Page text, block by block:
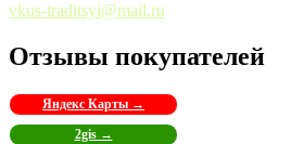
vkus-traditsyi@mail.ru
Отзывы покупателей
Яндекс Карты →
2gis →